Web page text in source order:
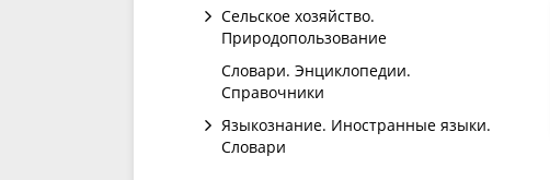
Сельское хозяйство.
Природопользование
Словари. Энциклопедии.
Справочники
Языкознание. Иностранные языки.
Словари